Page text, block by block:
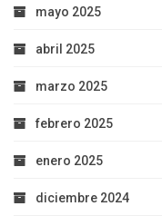
mayo 2025
abril 2025
marzo 2025
febrero 2025
enero 2025
diciembre 2024